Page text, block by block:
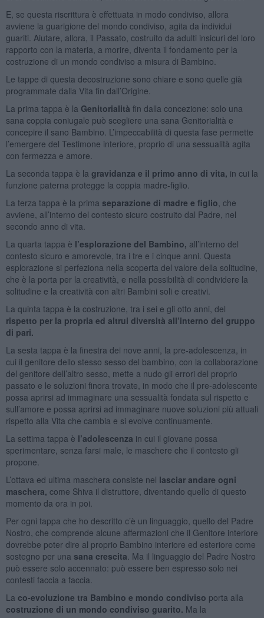
E, se questa riscrittura è effettuata in modo condiviso, allora
avviene la guarigione del mondo condiviso, agita da individui
guariti. Aiutare, allora, il Passato, costruito da adulti insicuri del loro
rapporto con la materia, a morire, diventa il fondamento per la
costruzione di un mondo condiviso a misura di Bambino.
Le tappe di questa decostruzione sono chiare e sono quelle già
programmate dalla Vita fin dall’Origine.
La prima tappa è la Genitorialità fin dalla concezione: solo una
sana coppia coniugale può scegliere una sana Genitorialità e
concepire il sano Bambino. L’impeccabilità di questa fase permette
l’emergere del Testimone interiore, proprio di una sessualità agita
con fermezza e amore.
La seconda tappa è la gravidanza e il primo anno di vita, in cui la
funzione paterna protegge la coppia madre-figlio.
La terza tappa è la prima separazione di madre e figlio , che
avviene, all’interno del contesto sicuro costruito dal Padre, nel
secondo anno di vita.
La quarta tappa è l’esplorazione del Bambino, all’interno del
contesto sicuro e amorevole, tra i tre e i cinque anni. Questa
esplorazione si perfeziona nella scoperta del valore della solitudine,
che è la porta per la creatività, e nella possibilità di condividere la
solitudine e la creatività con altri Bambini soli e creativi.
La quinta tappa è la costruzione, tra i sei e gli otto anni, del
rispetto per la propria ed altrui diversità all’interno del gruppo
di pari.
La sesta tappa è la finestra dei nove anni, la pre-adolescenza, in
cui il genitore dello stesso sesso del bambino, con la collaborazione
del genitore dell’altro sesso, mette a nudo gli errori del proprio
passato e le soluzioni finora trovate, in modo che il pre-adolescente
possa aprirsi ad immaginare una sessualità fondata sul rispetto e
sull’amore e possa aprirsi ad immaginare nuove soluzioni più attuali
rispetto alla Vita che cambia e si evolve continuamente.
La settima tappa è l’adolescenza in cui il giovane possa
sperimentare, senza farsi male, le maschere che il contesto gli
propone.
L’ottava ed ultima maschera consiste nel lasciar andare ogni
maschera, come Shiva il distruttore, diventando quello di questo
momento da ora in poi.
Per ogni tappa che ho descritto c’è un linguaggio, quello del Padre
Nostro, che comprende alcune affermazioni che il Genitore interiore
dovrebbe poter dire al proprio Bambino interiore ed esteriore come
sostegno per una sana crescita . Ma il linguaggio del Padre Nostro
può essere solo accennato: può essere ben espresso solo nei
contesti faccia a faccia.
La co-evoluzione tra Bambino e mondo condiviso porta alla
costruzione di un mondo condiviso guarito. Ma la